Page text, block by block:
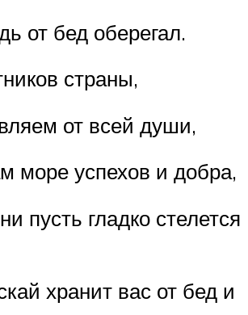
от бед оберегал.
страны,
от всей души,
море успехов и добра,
пусть гладко стелется
хранит вас от бед и